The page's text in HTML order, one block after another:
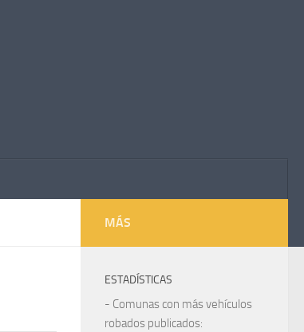
MÁS
ESTADÍSTICAS
- Comunas con más vehículos
robados publicados: